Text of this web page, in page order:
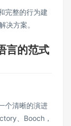
完整的行为建
决方案。
言的范式
个清晰的演进
、Booch，